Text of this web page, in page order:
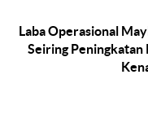
Laba Operasional
Seiring Peningkatan